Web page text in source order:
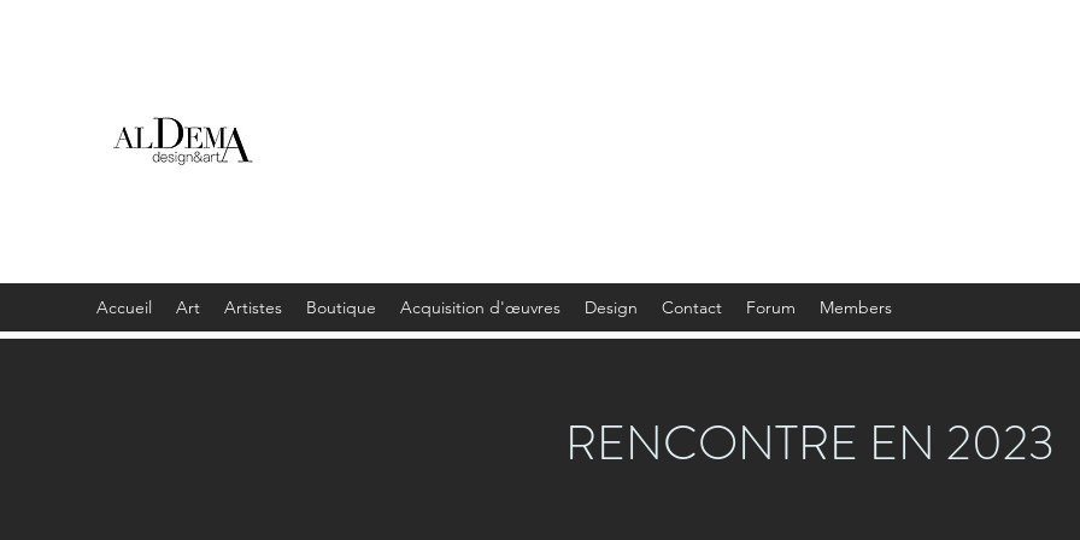
Accueil Art Artistes Boutique Acquisition d'œuvres Design Contact Forum Members
RENCONTRE EN 2023